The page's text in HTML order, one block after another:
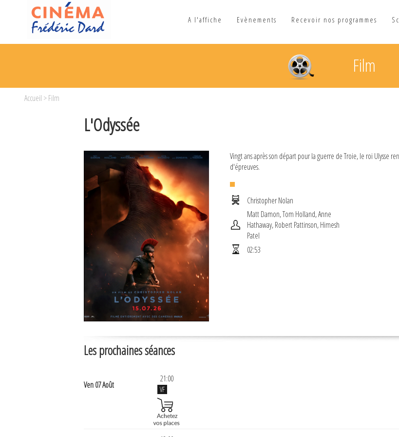
A l'affiche Evènements Recevoir nos programmes
Film
Accueil > Film
L'Odyssée
Vingt ans après son départ pour la guerre de Troie, le roi Ulysse
d'épreuves.
Christopher Nolan
Matt Damon, Tom Holland, Anne
Hathaway, Robert Pattinson, Himesh
Patel
02:53
Les prochaines séances
Ven 07 Août
21:00
VF